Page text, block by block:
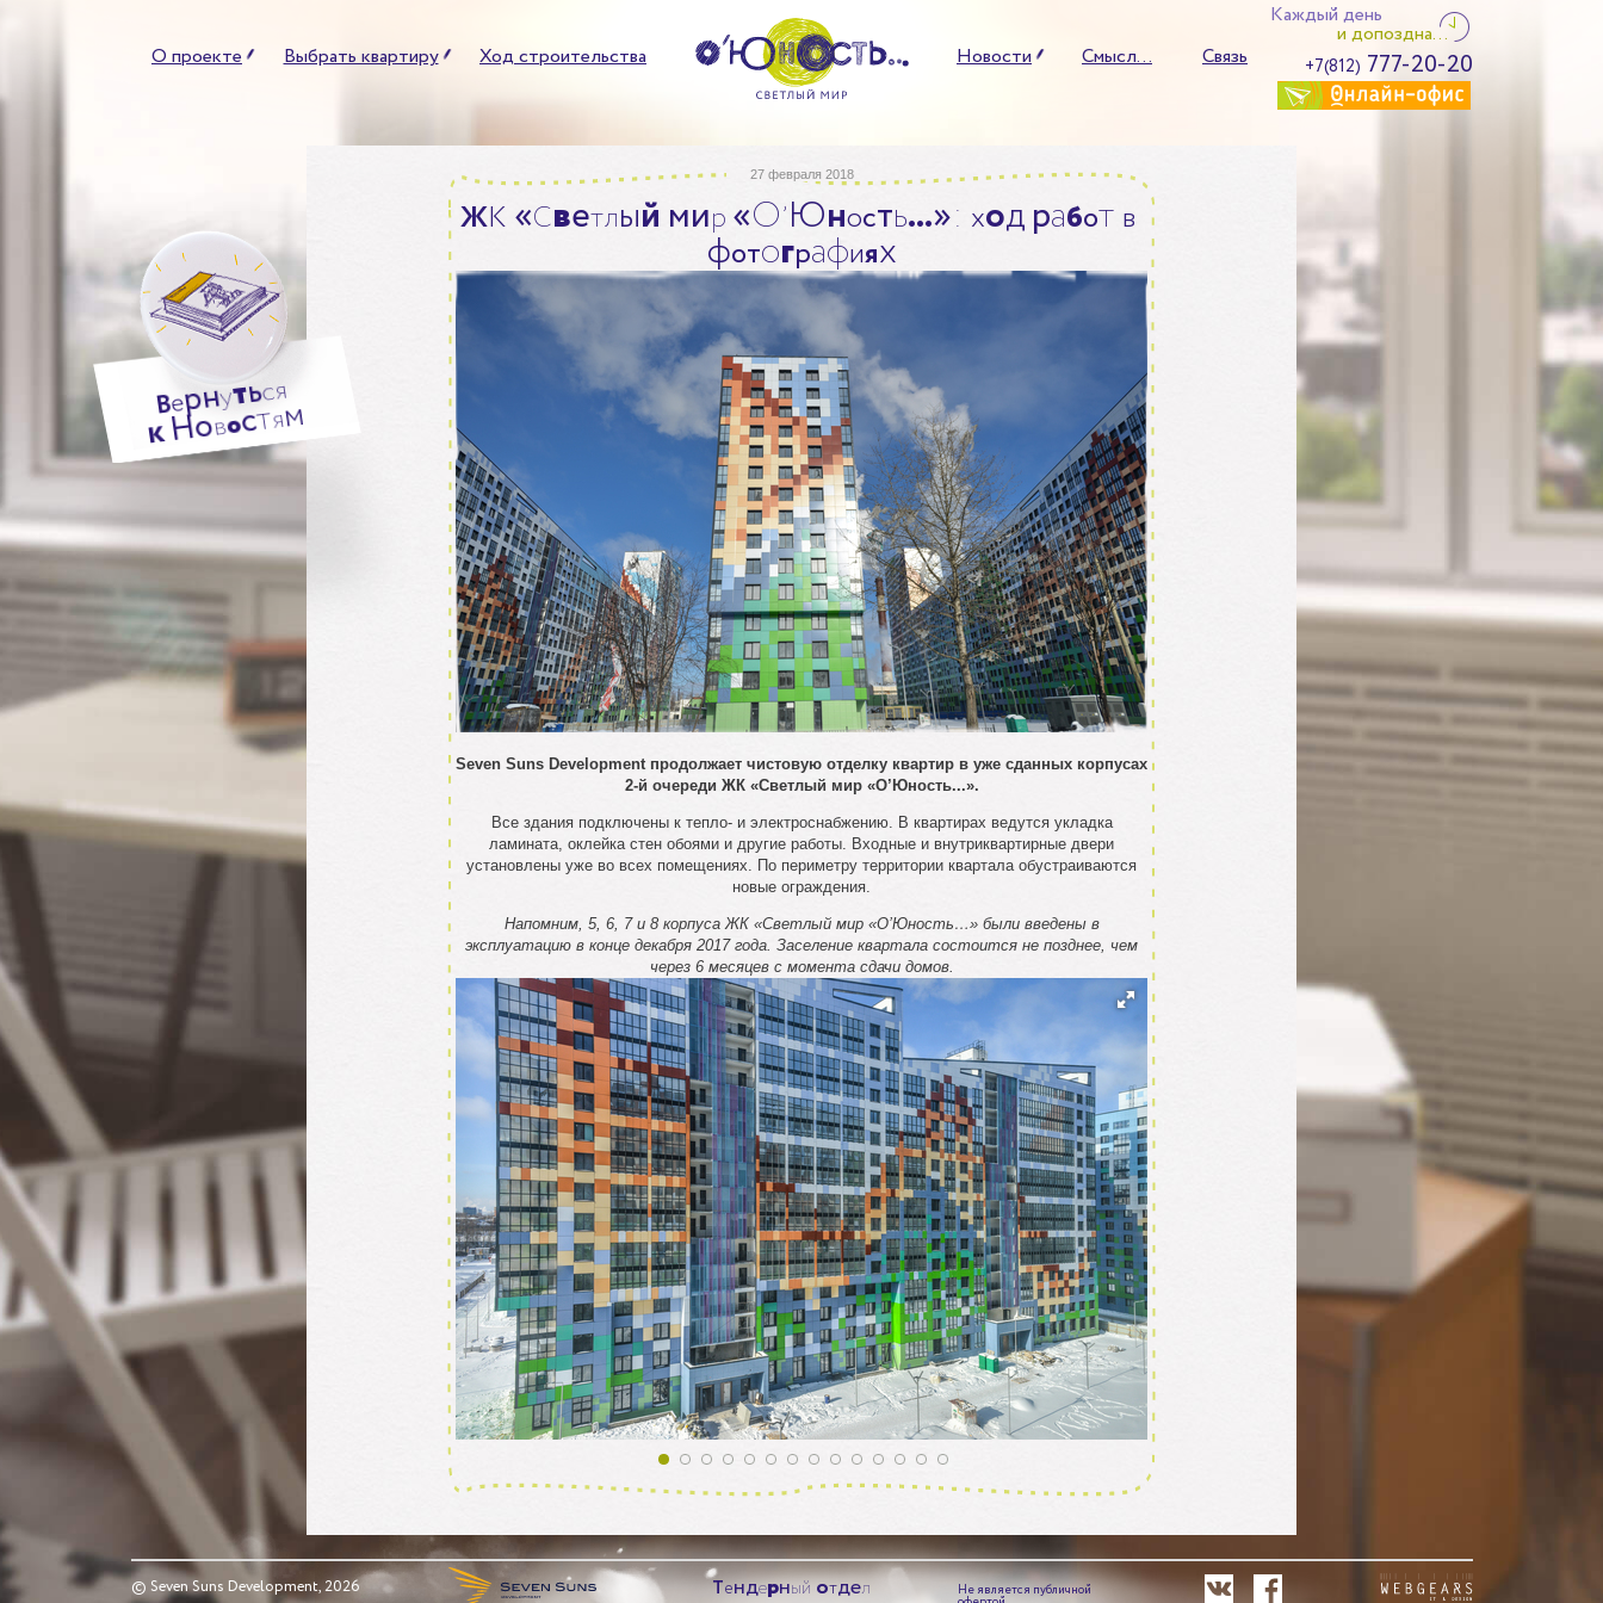
Каждый день
и допоздна...
+7(812) 777-20-20
О проекте Выбрать квартиру Ход строительства Новости Смысл... Связь
Вернуться
кНовостям
27 февраля 2018
ЖК «Светлый мир «О’Юность…»: ходработ в
фотографиях
Seven Suns Development продолжает чистовую отделку квартир в уже сданных корпусах
2-й очереди ЖК «Светлый мир «О’Юность...».
Все здания подключены к тепло- и электроснабжению. В квартирах ведутся укладка
ламината, оклейка стен обоями и другие работы. Входные и внутриквартирные двери
установлены уже во всех помещениях. По периметру территории квартала обустраиваются
новые ограждения.
Напомним, 5, 6, 7 и 8 корпуса ЖК «Светлый мир «О’Юность…» были введены в
эксплуатацию в конце декабря 2017 года. Заселение квартала состоится не позднее, чем
через 6 месяцев с момента сдачи домов.
© Seven Suns Development, 2026 Тендерныйотдел Не является публичной